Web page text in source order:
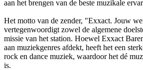
aan het brengen van de beste muzikale
Het motto van de zender, "Exxact. Jouw
vertegenwoordigt zowel de algemene
missie van het station. Hoewel Exxact
aan muziekgenres afdekt, heeft het een
rock en dance muziek, waardoor het dé
is.